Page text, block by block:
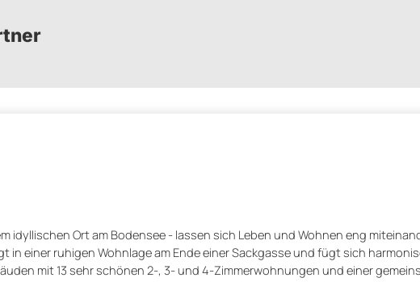
idyllischen Ort am Bodensee - lassen sich Leben und Wohnen eng
in einer ruhigen Wohnlage am Ende einer Sackgasse und fügt sich
mit 13 sehr schönen 2-, 3- und 4-Zimmerwohnungen und einer